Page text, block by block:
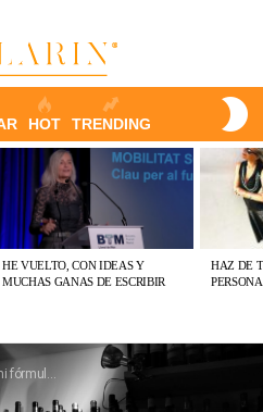
HOT TRENDING
HE VUELTO, CON IDEAS Y
MUCHAS GANAS DE ESCRIBIR
HAZ DE
es tan fácil como parece